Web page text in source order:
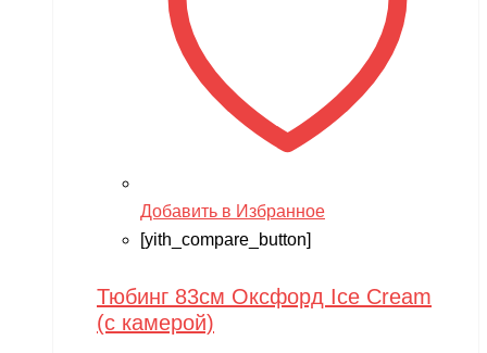
Добавить в Избранное
[yith_compare_button]
Тюбинг 83см Оксфорд Ice Cream
(с камерой)